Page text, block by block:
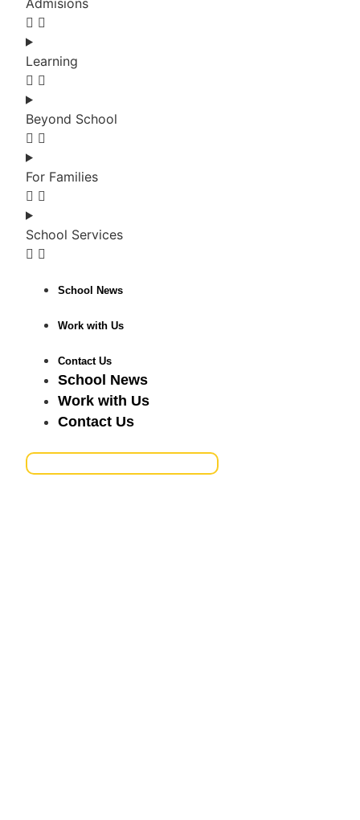
Learning
Beyond School
For Families
School Services
School News
Work with Us
Contact Us
School News
Work with Us
Contact Us